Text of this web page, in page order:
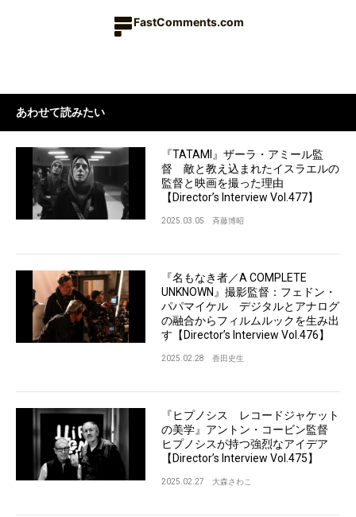
FastComments.com
あわせて読みたい
『TATAMI』ザーラ・アミール監
督 敵と教え込まれたイスラエルの
監督と映画を撮った理由
【Director’s Interview Vol.477】
2025.03.05 斉藤博昭
『名もなき者／A COMPLETE
UNKNOWN』撮影監督：フェドン・
パパマイケル デジタルとアナログ
の融合からフィルムルックを生み出
す【Director’s Interview Vol.476】
2025.02.28 香田史生
『ヒプノシス レコードジャケット
の美学』アントン・コービン監督
ヒプノシスが持つ強烈なアイデア
【Director’s Interview Vol.475】
2025.02.27 大森さわこ